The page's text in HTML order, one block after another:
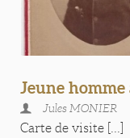
Jeune
Jules MONIER
Carte de visite [...]